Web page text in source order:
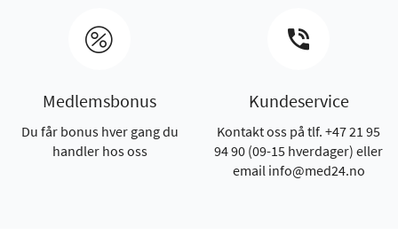
Medlemsbonus
Du får bonus hver gang du
handler hos oss
Kundeservice
Kontakt oss på tlf. +47 21 95
94 90 (09-15 hverdager) eller
email info@med24.no